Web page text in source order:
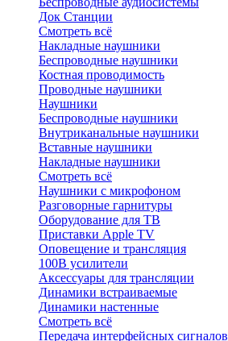
Док Станции
Смотреть всё
Накладные наушники
Беспроводные наушники
Костная проводимость
Проводные наушники
Наушники
Беспроводные наушники
Внутриканальные наушники
Вставные наушники
Накладные наушники
Смотреть всё
Наушники с микрофоном
Разговорные гарнитуры
Оборудование для ТВ
Приставки Apple TV
Оповещение и трансляция
100В усилители
Аксессуары для трансляции
Динамики встраиваемые
Динамики настенные
Смотреть всё
Передача интерфейсных сигналов